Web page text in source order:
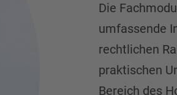
Die
umfassende
rechtlichen
praktischen
Bereich des